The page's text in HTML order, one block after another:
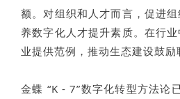
额。对组织和人才而言，促进
养数字化人才提升素质。在行
业提供范例，推动生态建设鼓励
金蝶 “K - 7”数字化转型方法论